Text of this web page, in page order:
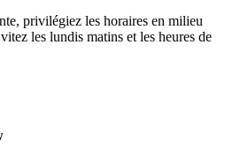
privilégiez les horaires en milieu
les lundis matins et les heures de